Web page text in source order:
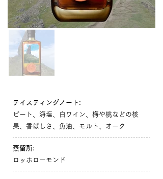
テイスティングノート:
ピート、海塩、白ワイン、梅や桃などの核
果、香ばしさ、魚油、モルト、オーク
蒸留所:
ロッホローモンド